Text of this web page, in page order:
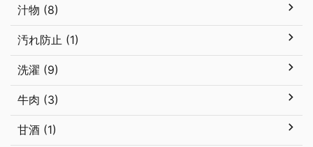
汁物 (8)
汚れ防止 (1)
洗濯 (9)
牛肉 (3)
甘酒 (1)